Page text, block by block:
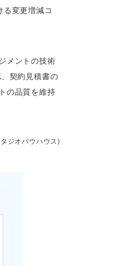
変更増減コ
メントの技術
契約見積書の
の品質を維持
ジオバウハウス)